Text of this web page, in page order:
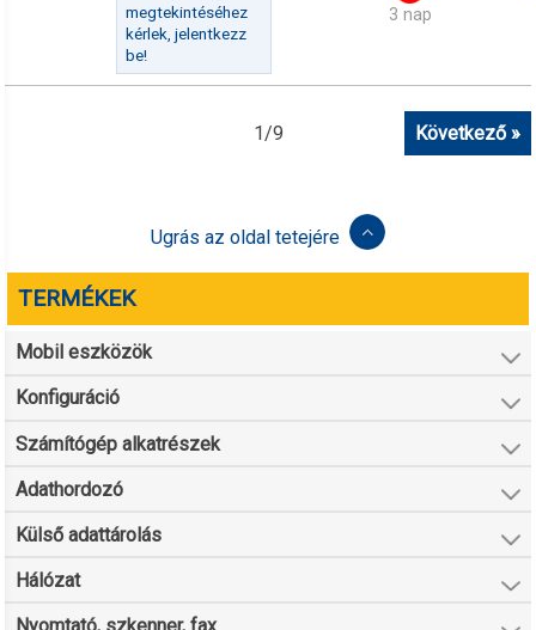
megtekintéséhez
kérlek, jelentkezz
be!
3 nap
1/9 Következő »
Ugrás az oldal tetejére
TERMÉKEK
Mobil eszközök
Konfiguráció
Számítógép alkatrészek
Adathordozó
Külső adattárolás
Hálózat